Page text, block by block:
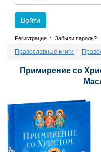
Войти
Регистрация · Забыли пароль?
Православные книги
Примирение со